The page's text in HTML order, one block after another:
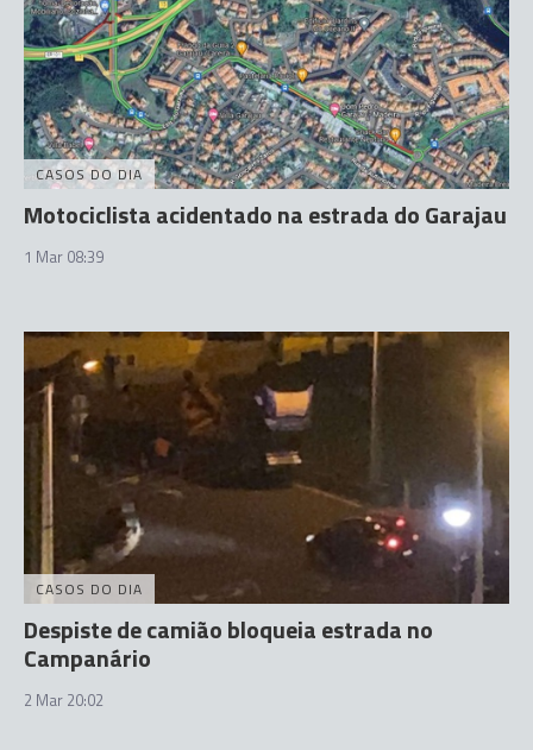
CASOS DO DIA
Motociclista acidentado na estrada do Garajau
1 Mar 08:39
CASOS DO DIA
Despiste de camião bloqueia estrada no
Campanário
2 Mar 20:02